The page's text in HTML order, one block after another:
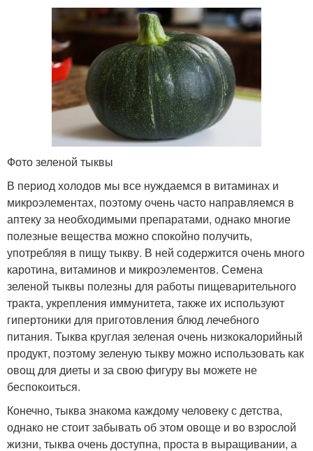
Фото зеленой тыквы
В период холодов мы все нуждаемся в витаминах и
микроэлементах, поэтому очень часто направляемся в
аптеку за необходимыми препаратами, однако многие
полезные вещества можно спокойно получить,
употребляя в пищу тыкву. В ней содержится очень много
каротина, витаминов и микроэлементов. Семена
зеленой тыквы полезны для работы пищеварительного
тракта, укрепления иммунитета, также их используют
гипертоники для приготовления блюд лечебного
питания. Тыква круглая зеленая очень низкокалорийный
продукт, поэтому зеленую тыкву можно использовать как
овощ для диеты и за свою фигуру вы можете не
беспокоиться.
Конечно, тыква знакома каждому человеку с детства,
однако не стоит забывать об этом овоще и во взрослой
жизни, тыква очень доступна, проста в выращивании, а